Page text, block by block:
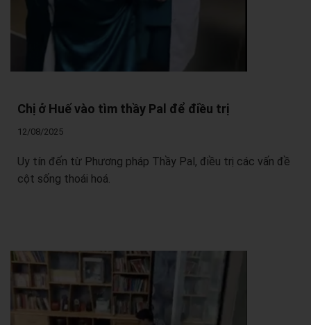
Chị ở Huế vào tìm thầy Pal để điều trị
12/08/2025
Uy tín đến từ Phương pháp Thầy Pal, điều trị các vấn đề
cột sống thoái hoá.